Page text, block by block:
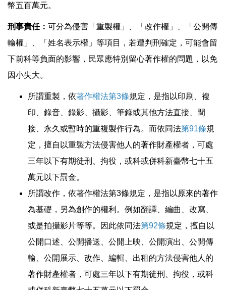
幣五百萬元。
刑事責任： 可分為侵害「重製權」、「改作權」、「公開傳
輸權」、「姓名表示權」等項目，若遭判刑確定，可能會留
下前科等負面的影響，民眾應特別留心著作權的問題，以免
因小失大。
所謂重製，依著作權法第3條規定，是指以印刷、複
印、錄音、錄影、攝影、筆錄或其他方法直接、間
接、永久或暫時的重複製作行為。而依同法第91條規
定，擅自以重製方法侵害他人的著作財產權者，可處
三年以下有期徒刑、拘役，或科或併科新臺幣七十五
萬元以下罰金。
所謂改作，依著作權法第3條規定，是指以原來的著作
為基礎，另為創作的權利。例如翻譯、編曲、改寫、
或是拍攝影片等等。因此依同法第92條規定，擅自以
公開口述、公開播送、公開上映、公開演出、公開傳
輸、公開展示、改作、編輯、出租的方法侵害他人的
著作財產權者，可處三年以下有期徒刑、拘役，或科